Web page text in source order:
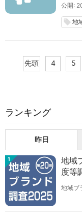
公開:
local_offer 地
先頭 4 5
ランキング
昨日
1
地域
度等
地域ブ